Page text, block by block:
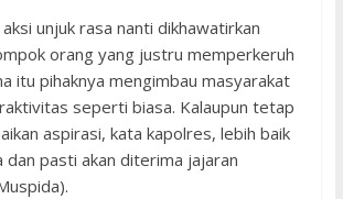
unjuk rasa nanti dikhawatirkan
orang yang justru memperkeruh
itu pihaknya mengimbau masyarakat
seperti biasa. Kalaupun tetap
aspirasi, kata kapolres, lebih baik
dan pasti akan diterima jajaran